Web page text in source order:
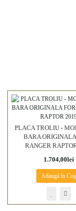
PLACA TROLIU -
BARA
RANGER
1.704,00lei
Adaugă în Coş